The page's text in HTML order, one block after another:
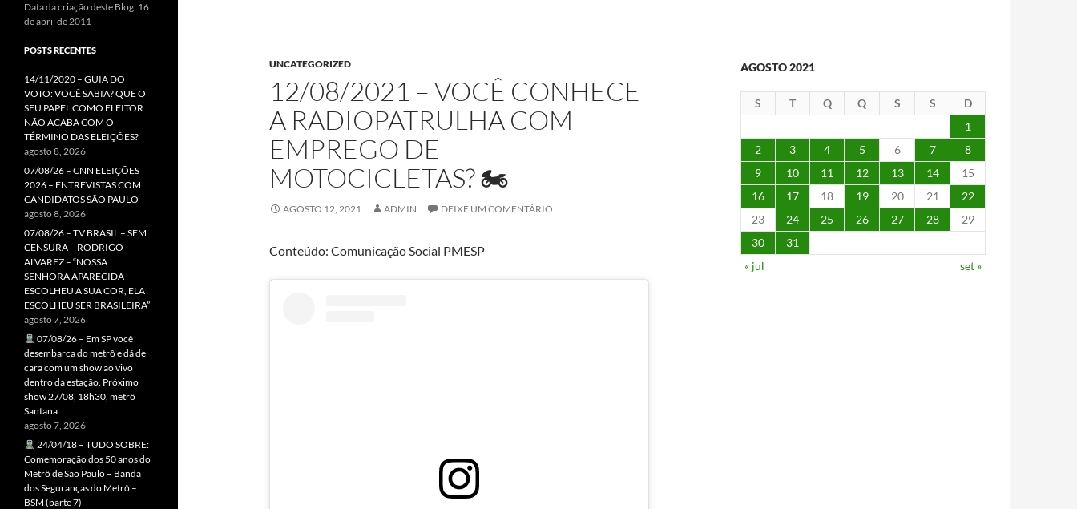
UNCATEGORIZED
12/08/2021 – VOCÊ CONHECE
A RADIOPATRULHA COM
EMPREGO DE
MOTOCICLETAS? 🏍
AGOSTO 12, 2021 ADMIN DEIXE UM COMENTÁRIO
Conteúdo: Comunicação Social PMESP
AGOSTO 2021
S T Q Q S S
D
1
2
3 4 5 6 7
8
9
10 11 12 13 14
15
16
17 18 19 20 21
22
23
24 25 26 27 28
29
30
31
« jul
set »
Data da criação deste Blog: 16
de abril de 2011
POSTS RECENTES
14/11/2020 – GUIA DO
VOTO: VOCÊ SABIA? QUE O
SEU PAPEL COMO ELEITOR
NÃO ACABA COM O
TÉRMINO DAS ELEIÇÕES?
agosto 8, 2026
07/08/26 – CNN ELEIÇÕES
2026 – ENTREVISTAS COM
CANDIDATOS SÃO PAULO
agosto 8, 2026
07/08/26 – TV BRASIL – SEM
CENSURA – RODRIGO
ALVAREZ – “NOSSA
SENHORA APARECIDA
ESCOLHEU A SUA COR, ELA
ESCOLHEU SER BRASILEIRA”
agosto 7, 2026
07/08/26 – Em SP você
desembarca do metrô e dá de
cara com um show ao vivo
dentro da estação. Próximo
show 27/08, 18h30, metrô
Santana
agosto 7, 2026
24/04/18 – TUDO SOBRE:
Comemoração dos 50 anos do
Metrô de São Paulo – Banda
dos Seguranças do Metrô –
BSM (parte 7)